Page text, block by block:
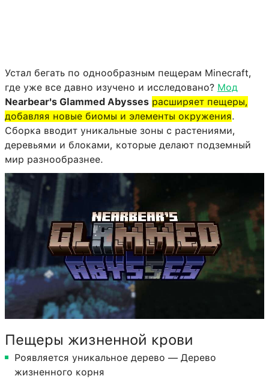
Устал бегать по однообразным пещерам Minecraft,
где уже все давно изучено и исследовано? Мод
Nearbear's Glammed Abysses расширяет пещеры,
добавляя новые биомы и элементы окружения.
Сборка вводит уникальные зоны с растениями,
деревьями и блоками, которые делают подземный
мир разнообразнее.
Пещеры жизненной крови
Роявляется уникальное дерево — Дерево
жизненного корня